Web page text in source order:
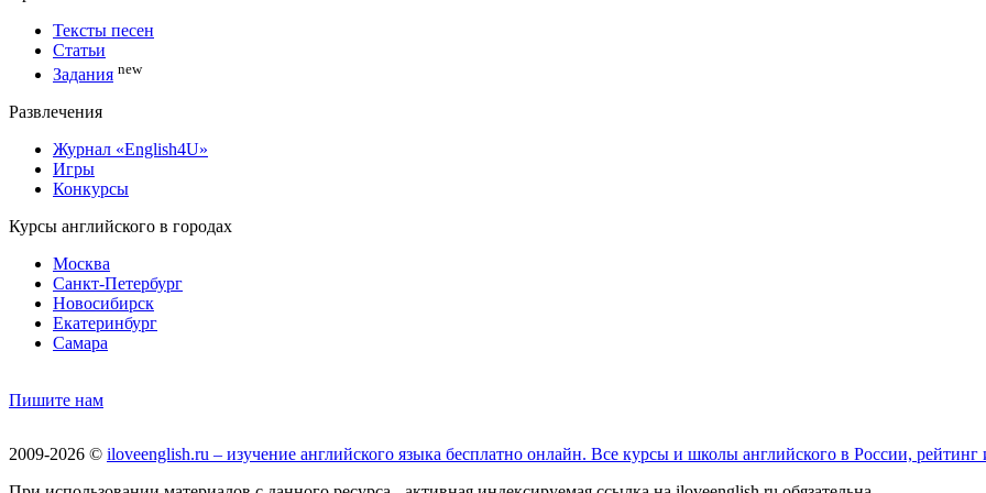
Тексты песен
Статьи
Задания new
Развлечения
Журнал «English4U»
Игры
Конкурсы
Курсы английского в городах
Москва
Санкт-Петербург
Новосибирск
Екатеринбург
Самара
Пишите нам
2009-2026 © iloveenglish.ru – изучение английского языка бесплатно онлайн. Все курсы и школы английского в России, рейтинг